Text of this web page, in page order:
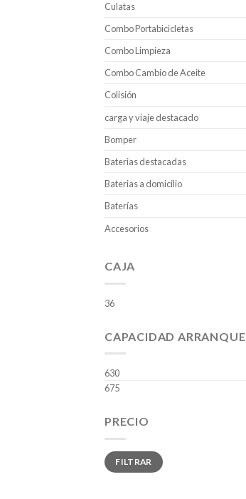
Culatas
Combo Portabicicletas
Combo Limpieza
Combo Cambio de Aceite
Colisión
carga y viaje destacado
Bomper
Baterias destacadas
Baterias a domicilio
Baterías
Accesorios
CAJA
36
CAPACIDAD ARRANQUE
630
675
PRECIO
Precio
mínimo
Precio
máximo
FILTRAR